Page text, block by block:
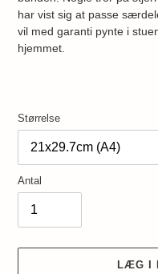
har vist sig at passe
vil med garanti pynte i
hjemmet.
Størrelse
Antal
LÆG I